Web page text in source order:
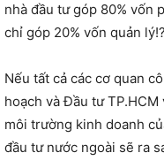
nhà đầu tư góp 80% vốn
chỉ góp 20% vốn quản lý!?
Nếu tất cả các cơ quan
hoạch và Đầu tư TP.HCM
môi trường kinh doanh
đầu tư nước ngoài sẽ ra